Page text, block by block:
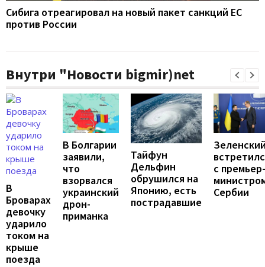
Сибига отреагировал на новый пакет санкций ЕС
против России
Внутри "Новости bigmir)net
В
Броварах
девочку
ударило
током на
крыше
поезда
В Болгарии
заявили,
что
взорвался
украинский
дрон-
приманка
Тайфун
Дельфин
обрушился на
Японию, есть
пострадавшие
с премьер-
Сербии